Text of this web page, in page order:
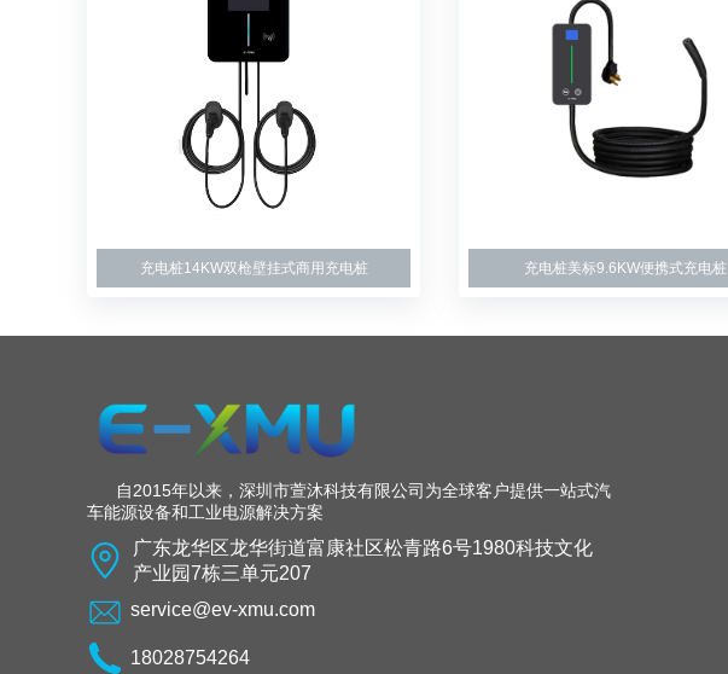
充电桩14KW双枪壁挂式商用充电桩 充电桩美标9.6KW便携式充电桩
18028754264
自2015年以来，深圳市萱沐科技有限公司为全球客户提供一站式汽
车能源设备和工业电源解决方案
广东龙华区龙华街道富康社区松青路6号1980科技文化
产业园7栋三单元207
service@ev-xmu.com